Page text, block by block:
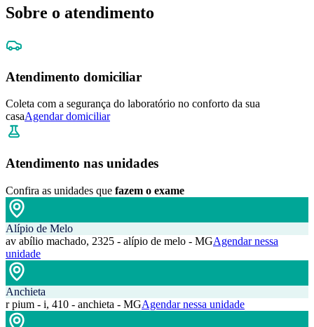
Sobre o atendimento
Atendimento domiciliar
Coleta com a segurança do laboratório no conforto da sua
casaAgendar domiciliar
Atendimento nas unidades
Confira as unidades que fazem o exame
Alípio de Melo
av abílio machado, 2325 - alípio de melo - MGAgendar nessa
unidade
Anchieta
r pium - i, 410 - anchieta - MGAgendar nessa unidade